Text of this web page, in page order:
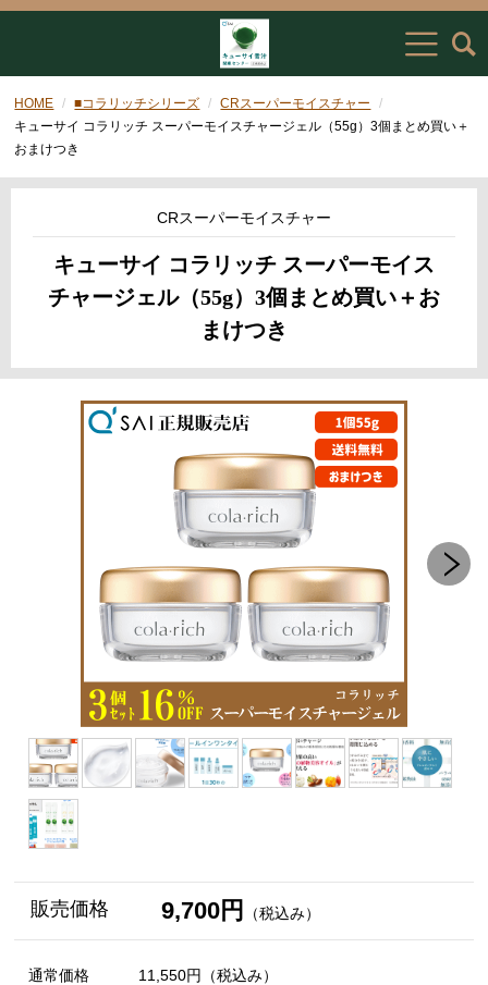
HOME ■コラリッチシリーズ
CRスーパーモイスチャー
キューサイ コラリッチ スーパーモイスチャージェル（55g）3個まとめ買い＋
おまけつき
CRスーパーモイスチャー
キューサイ コラリッチ スーパーモイス
チャージェル（55g）3個まとめ買い＋お
まけつき
販売価格 9,700円 （税込み）
通常価格 11,550円 （税込み）